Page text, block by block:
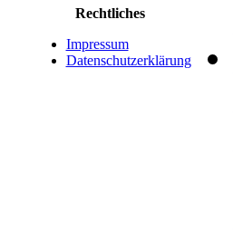
Rechtliches
Impressum
Datenschutzerklärung